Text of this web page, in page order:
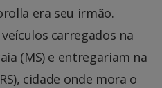
era seu irmão.
carregados na
(MS) e entregariam na
cidade onde mora o